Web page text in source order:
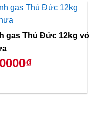
gas Thủ Đức 12kg vỏ